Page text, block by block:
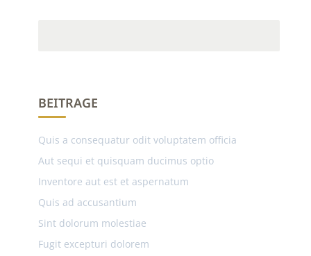
BEITRAGE
Quis a consequatur odit voluptatem officia
Aut sequi et quisquam ducimus optio
Inventore aut est et aspernatum
Quis ad accusantium
Sint dolorum molestiae
Fugit excepturi dolorem